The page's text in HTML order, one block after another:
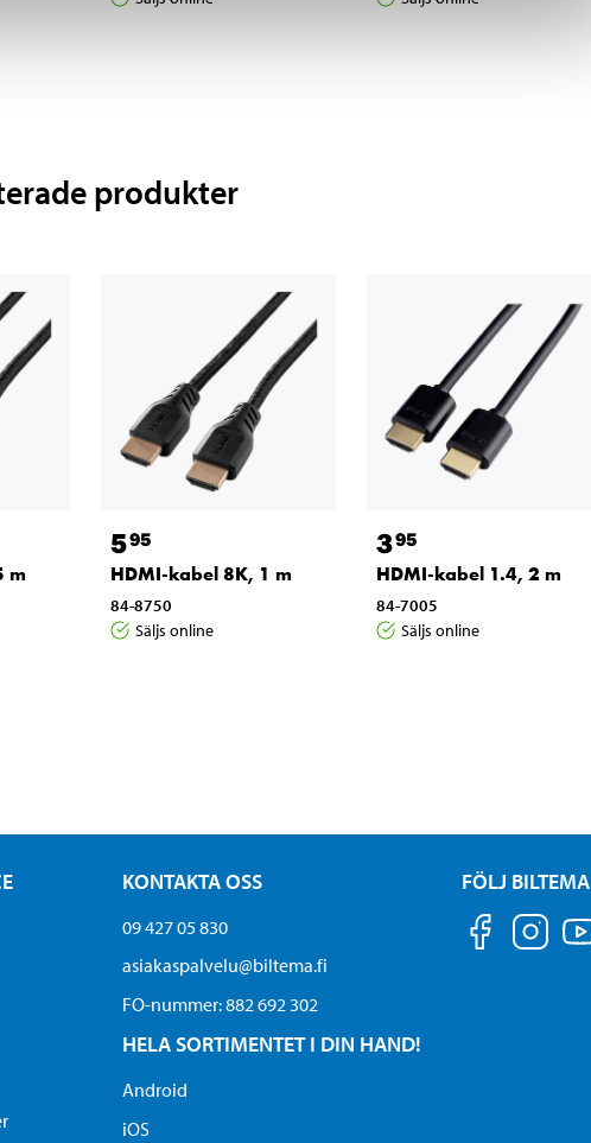
produkter
m
595
HDMI-kabel 8K, 1 m
84-8750
Säljs online
395
HDMI-kabel 1.4, 2 m
84-7005
Säljs online
KONTAKTA OSS
09 427 05 830
asiakaspalvelu@biltema.fi
FO-nummer:​ 882 692 302
HELA SORTIMENTET I DIN HAND!
Android
iOS
FÖLJ BILTEMA